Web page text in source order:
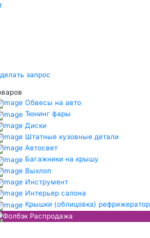
запрос
Обвесы на авто
Тюнинг фары
Диски
Штатные кузовные детали
Автосвет
Багажники на крышу
Выхлоп
Инструмент
Интерьер салона
Крышки (облицовка)
Распродажа